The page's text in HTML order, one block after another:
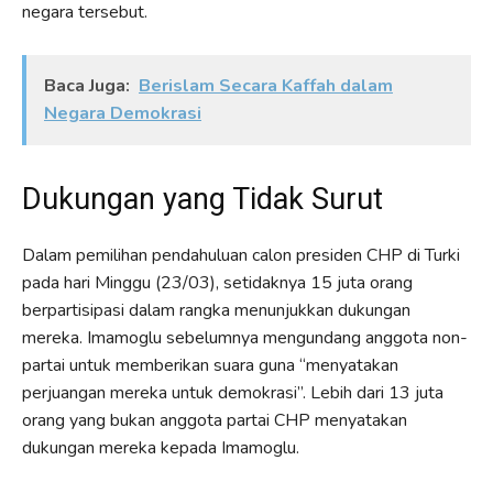
negara tersebut.
Baca Juga: Berislam Secara Kaffah dalam
Negara Demokrasi
Dukungan yang Tidak Surut
Dalam pemilihan pendahuluan calon presiden CHP di Turki
pada hari Minggu (23/03), setidaknya 15 juta orang
berpartisipasi dalam rangka menunjukkan dukungan
mereka. Imamoglu sebelumnya mengundang anggota non-
partai untuk memberikan suara guna “menyatakan
perjuangan mereka untuk demokrasi”. Lebih dari 13 juta
orang yang bukan anggota partai CHP menyatakan
dukungan mereka kepada Imamoglu.